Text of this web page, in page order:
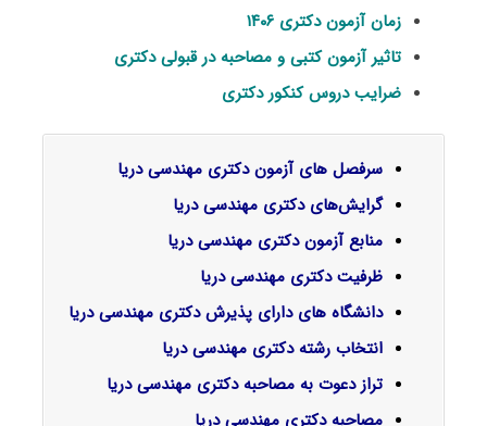
زمان آزمون دکتری ۱۴۰۶
تاثیر آزمون کتبی و مصاحبه در قبولی دکتری
ضرایب دروس کنکور دکتری
سرفصل‌ های آزمون دکتری مهندسی دریا
گرایش‌های دکتری مهندسی دریا
منابع آزمون دکتری مهندسی دریا
ظرفیت دکتری مهندسی دریا
دانشگاه های دارای پذیرش دکتری مهندسی دریا
انتخاب رشته دکتری مهندسی دریا
تراز دعوت به مصاحبه دکتری مهندسی دریا